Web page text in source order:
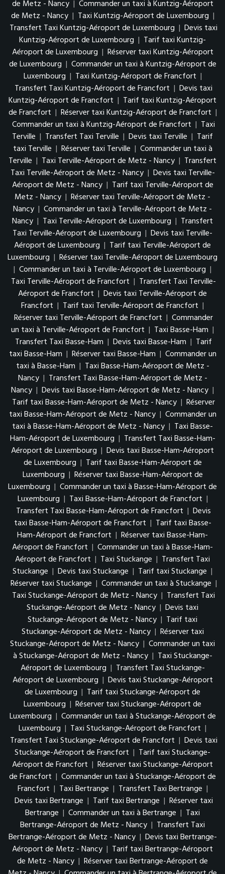
de Metz - Nancy | Commander un taxi à Kuntzig-Aéroport
de Metz - Nancy | Taxi Kuntzig-Aéroport de Luxembourg |
Transfert Taxi Kuntzig-Aéroport de Luxembourg | Devis taxi
Kuntzig-Aéroport de Luxembourg | Tarif taxi Kuntzig-
Aéroport de Luxembourg | Réserver taxi Kuntzig-Aéroport
de Luxembourg | Commander un taxi à Kuntzig-Aéroport de
Luxembourg | Taxi Kuntzig-Aéroport de Francfort |
Transfert Taxi Kuntzig-Aéroport de Francfort | Devis taxi
Kuntzig-Aéroport de Francfort | Tarif taxi Kuntzig-Aéroport
de Francfort | Réserver taxi Kuntzig-Aéroport de Francfort |
Commander un taxi à Kuntzig-Aéroport de Francfort | Taxi
Terville | Transfert Taxi Terville | Devis taxi Terville | Tarif
taxi Terville | Réserver taxi Terville | Commander un taxi à
Terville | Taxi Terville-Aéroport de Metz - Nancy | Transfert
Taxi Terville-Aéroport de Metz - Nancy | Devis taxi Terville-
Aéroport de Metz - Nancy | Tarif taxi Terville-Aéroport de
Metz - Nancy | Réserver taxi Terville-Aéroport de Metz -
Nancy | Commander un taxi à Terville-Aéroport de Metz -
Nancy | Taxi Terville-Aéroport de Luxembourg | Transfert
Taxi Terville-Aéroport de Luxembourg | Devis taxi Terville-
Aéroport de Luxembourg | Tarif taxi Terville-Aéroport de
Luxembourg | Réserver taxi Terville-Aéroport de Luxembourg
| Commander un taxi à Terville-Aéroport de Luxembourg |
Taxi Terville-Aéroport de Francfort | Transfert Taxi Terville-
Aéroport de Francfort | Devis taxi Terville-Aéroport de
Francfort | Tarif taxi Terville-Aéroport de Francfort |
Réserver taxi Terville-Aéroport de Francfort | Commander
un taxi à Terville-Aéroport de Francfort | Taxi Basse-Ham |
Transfert Taxi Basse-Ham | Devis taxi Basse-Ham | Tarif
taxi Basse-Ham | Réserver taxi Basse-Ham | Commander un
taxi à Basse-Ham | Taxi Basse-Ham-Aéroport de Metz -
Nancy | Transfert Taxi Basse-Ham-Aéroport de Metz -
Nancy | Devis taxi Basse-Ham-Aéroport de Metz - Nancy |
Tarif taxi Basse-Ham-Aéroport de Metz - Nancy | Réserver
taxi Basse-Ham-Aéroport de Metz - Nancy | Commander un
taxi à Basse-Ham-Aéroport de Metz - Nancy | Taxi Basse-
Ham-Aéroport de Luxembourg | Transfert Taxi Basse-Ham-
Aéroport de Luxembourg | Devis taxi Basse-Ham-Aéroport
de Luxembourg | Tarif taxi Basse-Ham-Aéroport de
Luxembourg | Réserver taxi Basse-Ham-Aéroport de
Luxembourg | Commander un taxi à Basse-Ham-Aéroport de
Luxembourg | Taxi Basse-Ham-Aéroport de Francfort |
Transfert Taxi Basse-Ham-Aéroport de Francfort | Devis
taxi Basse-Ham-Aéroport de Francfort | Tarif taxi Basse-
Ham-Aéroport de Francfort | Réserver taxi Basse-Ham-
Aéroport de Francfort | Commander un taxi à Basse-Ham-
Aéroport de Francfort | Taxi Stuckange | Transfert Taxi
Stuckange | Devis taxi Stuckange | Tarif taxi Stuckange |
Réserver taxi Stuckange | Commander un taxi à Stuckange |
Taxi Stuckange-Aéroport de Metz - Nancy | Transfert Taxi
Stuckange-Aéroport de Metz - Nancy | Devis taxi
Stuckange-Aéroport de Metz - Nancy | Tarif taxi
Stuckange-Aéroport de Metz - Nancy | Réserver taxi
Stuckange-Aéroport de Metz - Nancy | Commander un taxi
à Stuckange-Aéroport de Metz - Nancy | Taxi Stuckange-
Aéroport de Luxembourg | Transfert Taxi Stuckange-
Aéroport de Luxembourg | Devis taxi Stuckange-Aéroport
de Luxembourg | Tarif taxi Stuckange-Aéroport de
Luxembourg | Réserver taxi Stuckange-Aéroport de
Luxembourg | Commander un taxi à Stuckange-Aéroport de
Luxembourg | Taxi Stuckange-Aéroport de Francfort |
Transfert Taxi Stuckange-Aéroport de Francfort | Devis taxi
Stuckange-Aéroport de Francfort | Tarif taxi Stuckange-
Aéroport de Francfort | Réserver taxi Stuckange-Aéroport
de Francfort | Commander un taxi à Stuckange-Aéroport de
Francfort | Taxi Bertrange | Transfert Taxi Bertrange |
Devis taxi Bertrange | Tarif taxi Bertrange | Réserver taxi
Bertrange | Commander un taxi à Bertrange | Taxi
Bertrange-Aéroport de Metz - Nancy | Transfert Taxi
Bertrange-Aéroport de Metz - Nancy | Devis taxi Bertrange-
Aéroport de Metz - Nancy | Tarif taxi Bertrange-Aéroport
de Metz - Nancy | Réserver taxi Bertrange-Aéroport de